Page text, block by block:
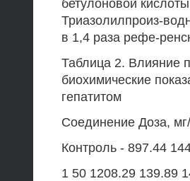
бетулоновой
Триазолилпроиз-
в 1,4 раза рефе-
Таблица 2. Влияние
биохимические
гепатитом
Соединение Доза,
Контроль - 897.44
1 50 1208.29 139.89